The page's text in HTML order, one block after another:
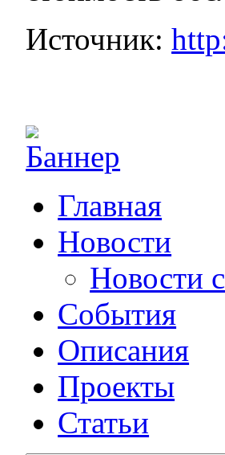
Источник:
Главная
Новости
Новости
События
Описания
Проекты
Статьи